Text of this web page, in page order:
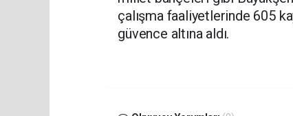
çalışma faaliyetlerinde 605
güvence altına aldı.